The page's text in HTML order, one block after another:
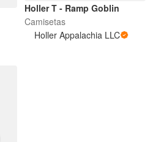
Holler T - Ramp Goblin
Camisetas
Holler Appalachia LLC